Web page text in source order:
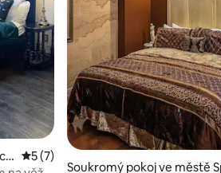
Průměrné hodnocení 5 z 5, 7
5 (7)
Soukromý pokoj ve městě